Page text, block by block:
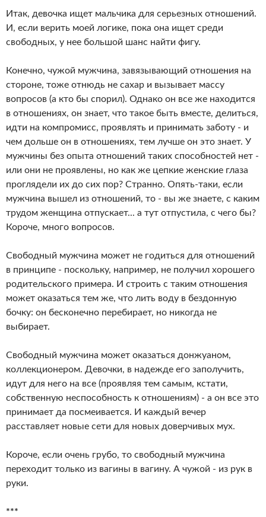
Итак, девочка ищет мальчика для серьезных отношений.
И, если верить моей логике, пока она ищет среди
свободных, у нее большой шанс найти фигу.
Конечно, чужой мужчина, завязывающий отношения на
стороне, тоже отнюдь не сахар и вызывает массу
вопросов (а кто бы спорил). Однако он все же находится
в отношениях, он знает, что такое быть вместе, делиться,
идти на компромисс, проявлять и принимать заботу - и
чем дольше он в отношениях, тем лучше он это знает. У
мужчины без опыта отношений таких способностей нет -
или они не проявлены, но как же цепкие женские глаза
проглядели их до сих пор? Странно. Опять-таки, если
мужчина вышел из отношений, то - вы же знаете, с каким
трудом женщина отпускает... а тут отпустила, с чего бы?
Короче, много вопросов.
Свободный мужчина может не годиться для отношений
в принципе - поскольку, например, не получил хорошего
родительского примера. И строить с таким отношения
может оказаться тем же, что лить воду в бездонную
бочку: он бесконечно перебирает, но никогда не
выбирает.
Свободный мужчина может оказаться донжуаном,
коллекционером. Девочки, в надежде его заполучить,
идут для него на все (проявляя тем самым, кстати,
собственную неспособность к отношениям) - а он все это
принимает да посмеивается. И каждый вечер
расставляет новые сети для новых доверчивых мух.
Короче, если очень грубо, то свободный мужчина
переходит только из вагины в вагину. А чужой - из рук в
руки.
***